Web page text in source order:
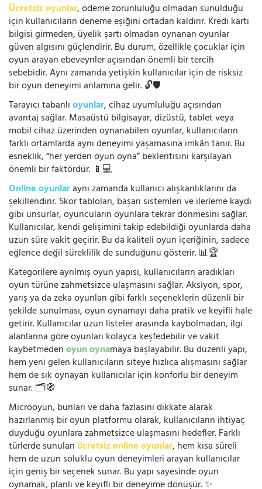
Ücretsiz oyunlar, ödeme zorunluluğu olmadan sunulduğu
için kullanıcıların deneme eşiğini ortadan kaldırır. Kredi kartı
bilgisi girmeden, üyelik şartı olmadan oynanan oyunlar
güven algısını güçlendirir. Bu durum, özellikle çocuklar için
oyun arayan ebeveynler açısından önemli bir tercih
sebebidir. Aynı zamanda yetişkin kullanıcılar için de risksiz
bir oyun deneyimi anlamına gelir. 🔓🛡️
Tarayıcı tabanlıoyunlar, cihaz uyumluluğu açısından
avantaj sağlar. Masaüstü bilgisayar, dizüstü, tablet veya
mobil cihaz üzerinden oynanabilen oyunlar, kullanıcıların
farklı ortamlarda aynı deneyimi yaşamasına imkân tanır. Bu
esneklik, “her yerden oyun oyna” beklentisini karşılayan
önemli bir faktördür. 📱💻
Online oyunlaraynı zamanda kullanıcı alışkanlıklarını da
şekillendirir. Skor tabloları, başarı sistemleri ve ilerleme kaydı
gibi unsurlar, oyuncuların oyunlara tekrar dönmesini sağlar.
Kullanıcılar, kendi gelişimini takip edebildiği oyunlarda daha
uzun süre vakit geçirir. Bu da kaliteli oyun içeriğinin, sadece
eğlence değil süreklilik de sunduğunu gösterir. 📊🏆
Kategorilere ayrılmış oyun yapısı, kullanıcıların aradıkları
oyun türüne zahmetsizce ulaşmasını sağlar. Aksiyon, spor,
yarış ya da zeka oyunları gibi farklı seçeneklerin düzenli bir
şekilde sunulması, oyun oynamayı daha pratik ve keyifli hale
getirir. Kullanıcılar uzun listeler arasında kaybolmadan, ilgi
alanlarına göre oyunları kolayca keşfedebilir ve vakit
kaybetmedenoyun oynamaya başlayabilir. Bu düzenli yapı,
hem yeni gelen kullanıcıların siteye hızlıca alışmasını sağlar
hem de sık oynayan kullanıcılar için konforlu bir deneyim
sunar. 🗂️🧭
Microoyun, bunları ve daha fazlasını dikkate alarak
hazırlanmış bir oyun platformu olarak, kullanıcıların ihtiyaç
duyduğu oyunlara zahmetsizce ulaşmasını hedefler. Farklı
türlerde sunulan ücretsiz online oyunlar, hem kısa süreli
hem de uzun soluklu oyun deneyimleri arayan kullanıcılar
için geniş bir seçenek sunar. Bu yapı sayesinde oyun